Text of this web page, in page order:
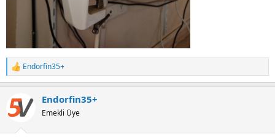
R
e
c
t
i
Endorfin35+
Endorfin35+
Emekli Üye